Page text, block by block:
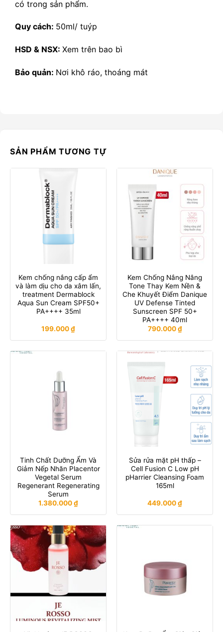
có trong sản phẩm.
Quy cách: 50ml/ tuýp
HSD & NSX: Xem trên bao bì
Bảo quản: Nơi khô ráo, thoáng mát
SẢN PHẨM TƯƠNG TỰ
Kem chống nắng cấp ẩm
và làm dịu cho da xâm lấn,
treatment Dermablock
Aqua Sun Cream SPF50+
PA++++ 35ml
199.000₫
Kem Chống Nắng Nâng
Tone Thay Kem Nền &
Che Khuyết Điểm Danique
UV Defense Tinted
Sunscreen SPF 50+
PA++++ 40ml
790.000₫
Tinh Chất Dưỡng Ẩm Và
Giảm Nếp Nhăn Placentor
Vegetal Serum
Regenerant Regenerating
Serum
1.380.000₫
Sửa rửa mặt pH thấp –
Cell Fusion C Low pH
pHarrier Cleansing Foam
165ml
449.000₫